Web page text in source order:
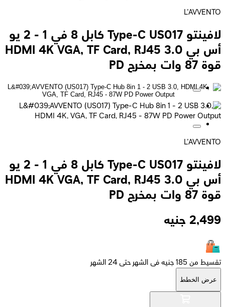
L'AVVENTO
لافينتو Type-C US017 كابل 8 في 1 - 2 يو
أس بي 3.0 HDMI 4K VGA, TF Card, RJ45
قوة 87 وات بمخرج PD
L'AVVENTO
لافينتو Type-C US017 كابل 8 في 1 - 2 يو
أس بي 3.0 HDMI 4K VGA, TF Card, RJ45
قوة 87 وات بمخرج PD
2,499 جنيه
تقسيط من 185 جنيه فى الشهر حتى 24 الشهر
عرض الخطط